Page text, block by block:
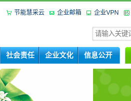
节能慧采云 企业邮箱 企业VPN
社会责任 企业文化 信息公开